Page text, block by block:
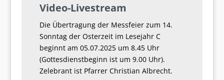
Video-Livestream
Die Übertragung der Messfeier zum 14.
Sonntag der Osterzeit im Lesejahr C
beginnt am 05.07.2025 um 8.45 Uhr
(Gottesdienstbeginn ist um 9.00 Uhr).
Zelebrant ist Pfarrer Christian Albrecht.